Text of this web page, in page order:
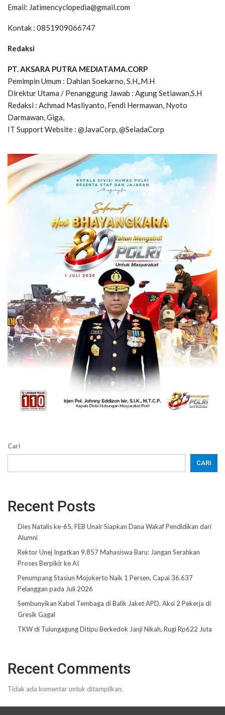
Email: Jatimencyclopedia@gmail.com
Kontak : 0851909066747
Redaksi
PT. AKSARA PUTRA MEDIATAMA.CORP
Pemimpin Umum : Dahlan Soekarno, S.H,.M.H
Direktur Utama / Penanggung Jawab : Agung Setiawan,S.H
Redaksi : Achmad Masliyanto, Fendi Hermawan, Nyoto
Darmawan, Giga,
IT Support Website : @JavaCorp, @SeladaCorp
Cari
CARI
Recent Posts
Dies Natalis ke-65, FEB Unair Siapkan Dana Wakaf Pendidikan dari
Alumni
Rektor Unej Ingatkan 9.857 Mahasiswa Baru: Jangan Serahkan
Proses Berpikir ke AI
Penumpang Stasiun Mojokerto Naik 1 Persen, Capai 36.637
Pelanggan pada Juli 2026
Sembunyikan Kabel Tembaga di Balik Jaket APD, Aksi 2 Pekerja di
Gresik Gagal
TKW di Tulungagung Ditipu Berkedok Janji Nikah, Rugi Rp622 Juta
Recent Comments
Tidak ada komentar untuk ditampilkan.